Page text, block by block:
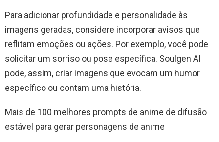
Para adicionar profundidade e personalidade às
imagens geradas, considere incorporar avisos que
reflitam emoções ou ações. Por exemplo, você pode
solicitar um sorriso ou pose específica. Soulgen AI
pode, assim, criar imagens que evocam um humor
específico ou contam uma história.
Mais de 100 melhores prompts de anime de difusão
estável para gerar personagens de anime